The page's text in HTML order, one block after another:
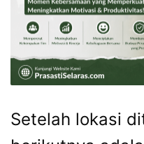
Setelah lokasi